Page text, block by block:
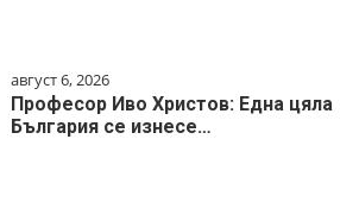
август 6, 2026
Професор Иво Христов: Една цяла
България се изнесе…